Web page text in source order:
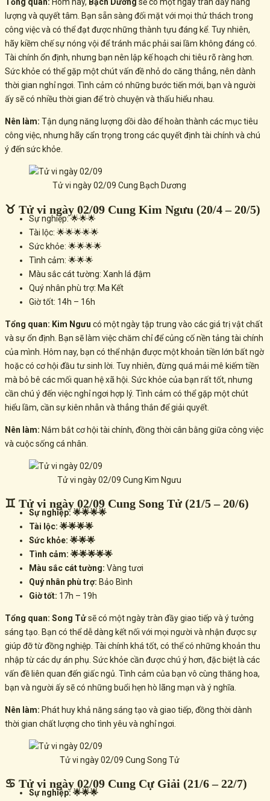
Tổng quan: Hôm nay, Bạch Dương sẽ có một ngày tràn đầy năng
lượng và quyết tâm. Bạn sẵn sàng đối mặt với mọi thử thách trong
công việc và có thể đạt được những thành tựu đáng kể. Tuy nhiên,
hãy kiềm chế sự nóng vội để tránh mắc phải sai lầm không đáng có.
Tài chính ổn định, nhưng bạn nên lập kế hoạch chi tiêu rõ ràng hơn.
Sức khỏe có thể gặp một chút vấn đề nhỏ do căng thẳng, nên dành
thời gian nghỉ ngơi. Tình cảm có những bước tiến mới, bạn và người
ấy sẽ có nhiều thời gian để trò chuyện và thấu hiểu nhau.
Nên làm: Tận dụng năng lượng dồi dào để hoàn thành các mục tiêu
công việc, nhưng hãy cẩn trọng trong các quyết định tài chính và chú
ý đến sức khỏe.
Tử vi ngày 02/09 Cung Bạch Dương
♉ Tử vi ngày 02/09 Cung Kim Ngưu (20/4 – 20/5)
Sự nghiệp: 🌟🌟🌟
Tài lộc: 🌟🌟🌟🌟🌟
Sức khỏe: 🌟🌟🌟🌟
Tình cảm: 🌟🌟🌟
Màu sắc cát tường: Xanh lá đậm
Quý nhân phù trợ: Ma Kết
Giờ tốt: 14h – 16h
Tổng quan: Kim Ngưu có một ngày tập trung vào các giá trị vật chất
và sự ổn định. Bạn sẽ làm việc chăm chỉ để củng cố nền tảng tài chính
của mình. Hôm nay, bạn có thể nhận được một khoản tiền lớn bất ngờ
hoặc có cơ hội đầu tư sinh lời. Tuy nhiên, đừng quá mải mê kiếm tiền
mà bỏ bê các mối quan hệ xã hội. Sức khỏe của bạn rất tốt, nhưng
cần chú ý đến việc nghỉ ngơi hợp lý. Tình cảm có thể gặp một chút
hiểu lầm, cần sự kiên nhẫn và thẳng thắn để giải quyết.
Nên làm: Nắm bắt cơ hội tài chính, đồng thời cân bằng giữa công việc
và cuộc sống cá nhân.
Tử vi ngày 02/09 Cung Kim Ngưu
♊ Tử vi ngày 02/09 Cung Song Tử (21/5 – 20/6)
Sự nghiệp: 🌟🌟🌟🌟
Tài lộc: 🌟🌟🌟🌟
Sức khỏe: 🌟🌟🌟
Tình cảm: 🌟🌟🌟🌟🌟
Màu sắc cát tường: Vàng tươi
Quý nhân phù trợ: Bảo Bình
Giờ tốt: 17h – 19h
Tổng quan: Song Tửsẽ có một ngày tràn đầy giao tiếp và ý tưởng
sáng tạo. Bạn có thể dễ dàng kết nối với mọi người và nhận được sự
giúp đỡ từ đồng nghiệp. Tài chính khá tốt, có thể có những khoản thu
nhập từ các dự án phụ. Sức khỏe cần được chú ý hơn, đặc biệt là các
vấn đề liên quan đến giấc ngủ. Tình cảm của bạn vô cùng thăng hoa,
bạn và người ấy sẽ có những buổi hẹn hò lãng mạn và ý nghĩa.
Nên làm: Phát huy khả năng sáng tạo và giao tiếp, đồng thời dành
thời gian chất lượng cho tình yêu và nghỉ ngơi.
Tử vi ngày 02/09 Cung Song Tử
♋ Tử vi ngày 02/09 Cung Cự Giải (21/6 – 22/7)
Sự nghiệp: 🌟🌟🌟